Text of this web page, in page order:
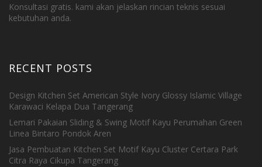
Konsultasi gratis. kami akan jelaskan rincian teknis sesuai
kebutuhan anda.
RECENT POSTS
Design Kitchen Set American Style Ivory Glossy Islamic Village
Karawaci Kelapa Dua Tangerang
Lemari Pakaian Sliding & Swing Motif Kayu Perumahan Green
Linea Bintaro Pondok Aren
Jasa Pembuatan Kitchen Set Motif Kayu Cluster Certara Park
Citra Raya Cikupa Tangerang